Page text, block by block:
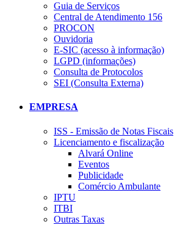
Guia de Serviços
Central de Atendimento 156
PROCON
Ouvidoria
E-SIC (acesso à informação)
LGPD (informações)
Consulta de Protocolos
SEI (Consulta Externa)
EMPRESA
ISS - Emissão de Notas Fiscais
Licenciamento e fiscalização
Alvará Online
Eventos
Publicidade
Comércio Ambulante
IPTU
ITBI
Outras Taxas